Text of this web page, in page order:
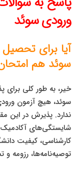
ورودی سوئد
آیا برای
سوئد هم
خیر، به طور کلی برای
ندارد. پذیرش در این
شایستگی‌های
کارشناسی، کیفیت
توصیه‌نامه‌ها، رزومه